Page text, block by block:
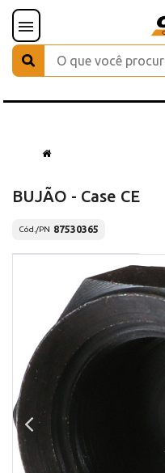
BUJÃO - Case CE
Cód./PN 87530365